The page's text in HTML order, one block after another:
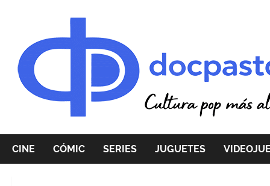
contenido
CINE CÓMIC SERIES JUGUETES